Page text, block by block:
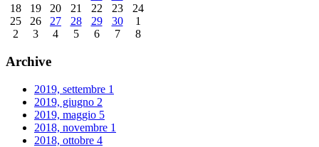
18
19 20 21 22 23
24
25
26 27 28 29 30
1
2
3 4 5 6 7 8
Archive
2019, settembre 1
2019, giugno 2
2019, maggio 5
2018, novembre 1
2018, ottobre 4